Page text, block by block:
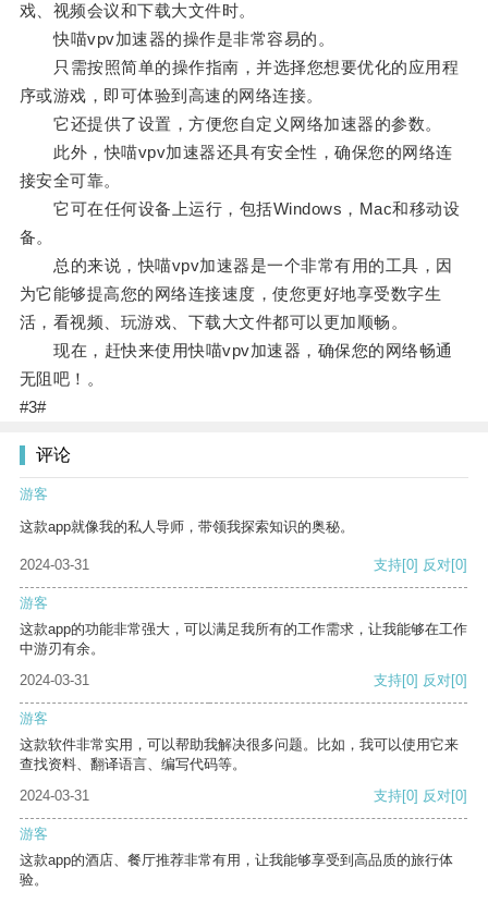
戏、视频会议和下载大文件时。
快喵vpv加速器的操作是非常容易的。
只需按照简单的操作指南，并选择您想要优化的应用程
序或游戏，即可体验到高速的网络连接。
它还提供了设置，方便您自定义网络加速器的参数。
此外，快喵vpv加速器还具有安全性，确保您的网络连
接安全可靠。
它可在任何设备上运行，包括Windows，Mac和移动设
备。
总的来说，快喵vpv加速器是一个非常有用的工具，因
为它能够提高您的网络连接速度，使您更好地享受数字生
活，看视频、玩游戏、下载大文件都可以更加顺畅。
现在，赶快来使用快喵vpv加速器，确保您的网络畅通
无阻吧！。
#3#
评论
游客
这款app就像我的私人导师，带领我探索知识的奥秘。
2024-03-31 支持[0] 反对[0]
游客
这款app的功能非常强大，可以满足我所有的工作需求，让我能够在工作
中游刃有余。
2024-03-31
支持[0] 反对[0]
游客
这款软件非常实用，可以帮助我解决很多问题。比如，我可以使用它来
查找资料、翻译语言、编写代码等。
2024-03-31
支持[0] 反对[0]
游客
这款app的酒店、餐厅推荐非常有用，让我能够享受到高品质的旅行体
验。